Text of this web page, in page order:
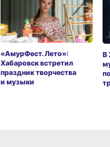
«АмурФест. Лето»:
Хабаровск встретил
праздник творчества
и музыки
В